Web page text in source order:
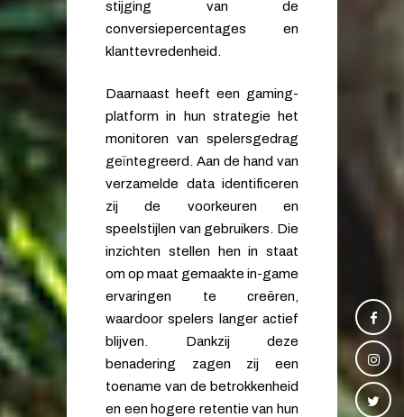
stijging van de
conversiepercentages en
klanttevredenheid.
Daarnaast heeft een gaming-
platform in hun strategie het
monitoren van spelersgedrag
geïntegreerd. Aan de hand van
verzamelde data identificeren
zij de voorkeuren en
speelstijlen van gebruikers. Die
inzichten stellen hen in staat
om op maat gemaakte in-game
ervaringen te creëren,
waardoor spelers langer actief
blijven. Dankzij deze
benadering zagen zij een
toename van de betrokkenheid
en een hogere retentie van hun